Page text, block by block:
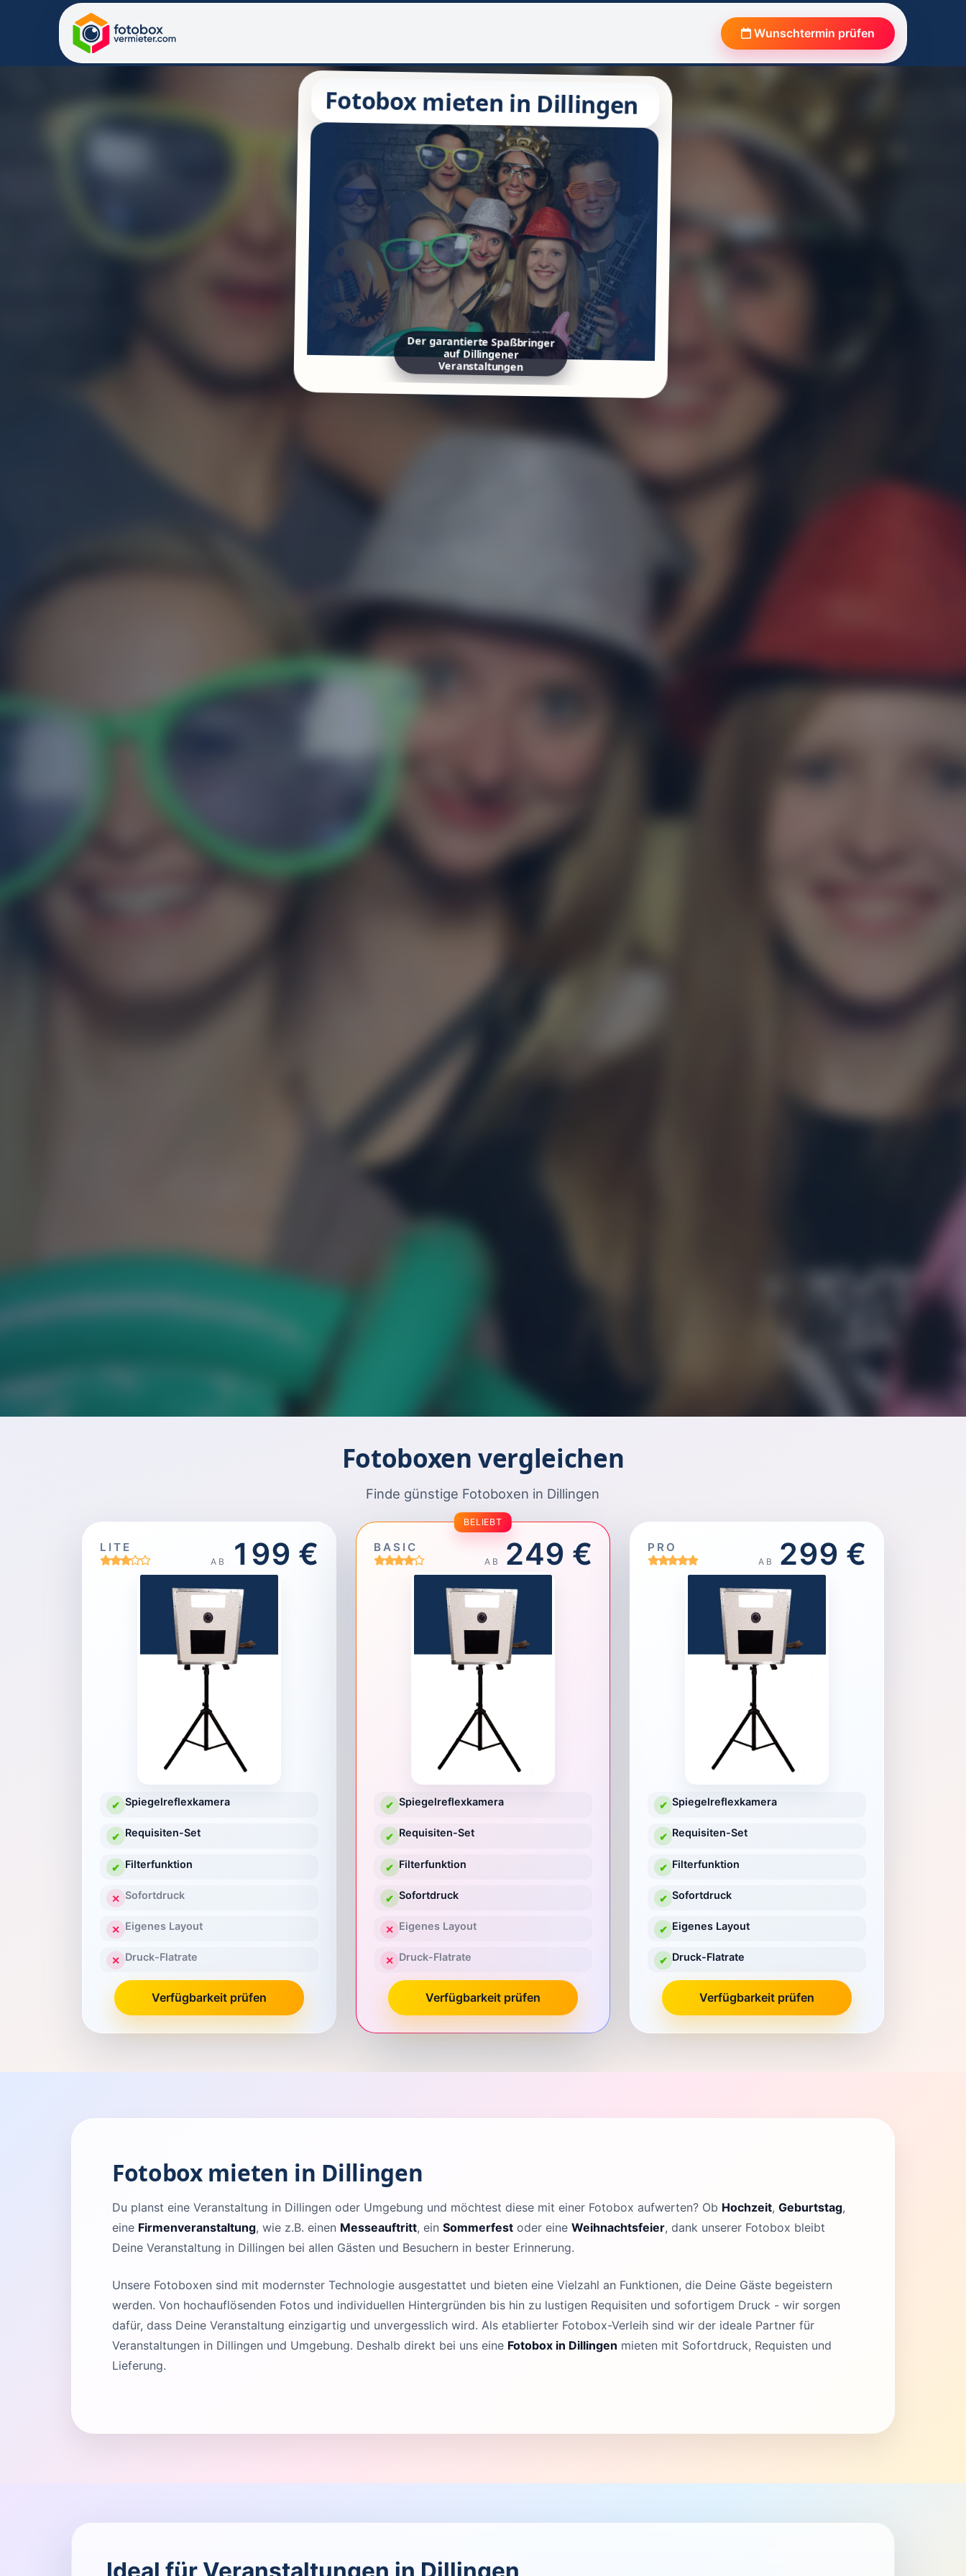
Wunschtermin prüfen
Fotobox mieten in Dillingen
Der garantierte Spaßbringer
auf Dillingener
Veranstaltungen
Fotoboxen vergleichen
Finde günstige Fotoboxen in Dillingen
LITE
AB 199 €
✔ Spiegelreflexkamera
✔ Requisiten-Set
✔ Filterfunktion
✕ Sofortdruck
✕ Eigenes Layout
✕ Druck-Flatrate
Verfügbarkeit prüfen
BELIEBT
BASIC
AB 249 €
✔ Spiegelreflexkamera
✔ Requisiten-Set
✔ Filterfunktion
✔ Sofortdruck
✕ Eigenes Layout
✕ Druck-Flatrate
Verfügbarkeit prüfen
PRO
AB 299 €
✔ Spiegelreflexkamera
✔ Requisiten-Set
✔ Filterfunktion
✔ Sofortdruck
✔ Eigenes Layout
✔ Druck-Flatrate
Verfügbarkeit prüfen
Fotobox mieten in Dillingen
Du planst eine Veranstaltung in Dillingen oder Umgebung und möchtest diese mit einer Fotobox aufwerten? Ob Hochzeit, Geburtstag,
eine Firmenveranstaltung, wie z.B. einen Messeauftritt, ein Sommerfest oder eine Weihnachtsfeier, dank unserer Fotobox bleibt
Deine Veranstaltung in Dillingen bei allen Gästen und Besuchern in bester Erinnerung.
Unsere Fotoboxen sind mit modernster Technologie ausgestattet und bieten eine Vielzahl an Funktionen, die Deine Gäste begeistern
werden. Von hochauflösenden Fotos und individuellen Hintergründen bis hin zu lustigen Requisiten und sofortigem Druck - wir sorgen
dafür, dass Deine Veranstaltung einzigartig und unvergesslich wird. Als etablierter Fotobox-Verleih sind wir der ideale Partner für
Veranstaltungen in Dillingen und Umgebung. Deshalb direkt bei uns eine Fotobox in Dillingen mieten mit Sofortdruck, Requisten und
Lieferung.